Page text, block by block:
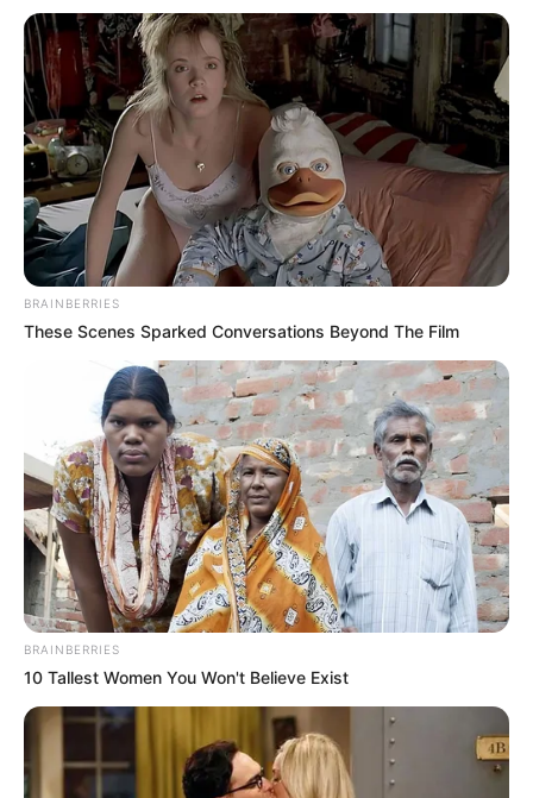
BRAINBERRIES
These Scenes Sparked Conversations Beyond The Film
BRAINBERRIES
10 Tallest Women You Won't Believe Exist